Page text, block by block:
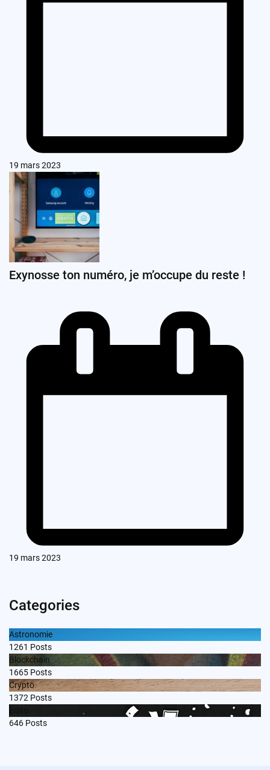
19 mars 2023
Exynosse ton numéro, je m’occupe du reste !
19 mars 2023
Categories
Astronomie
1261 Posts
Blockchain
1665 Posts
Crypto
1372 Posts
646 Posts